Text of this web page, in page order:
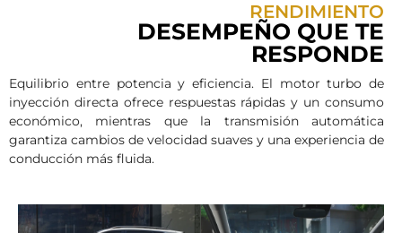
RENDIMIENTO
DESEMPEÑO QUE TE
RESPONDE
Equilibrio entre potencia y eficiencia. El motor turbo de
inyección directa ofrece respuestas rápidas y un consumo
económico, mientras que la transmisión automática
garantiza cambios de velocidad suaves y una experiencia de
conducción más fluida.